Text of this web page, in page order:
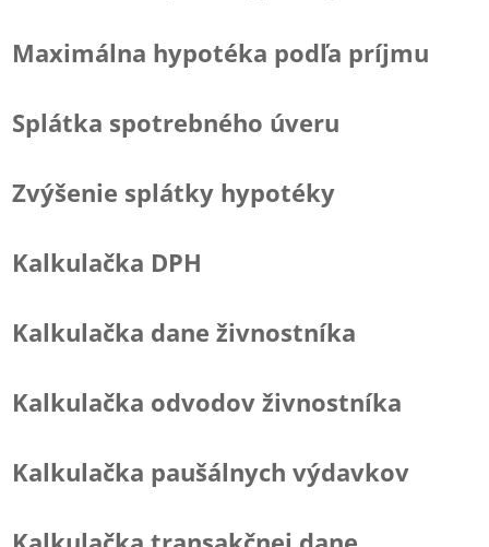
Maximálna hypotéka podľa príjmu
Splátka spotrebného úveru
Zvýšenie splátky hypotéky
Kalkulačka DPH
Kalkulačka dane živnostníka
Kalkulačka odvodov živnostníka
Kalkulačka paušálnych výdavkov